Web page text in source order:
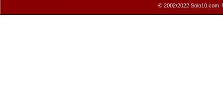
© 2002/2022 Solo10.com